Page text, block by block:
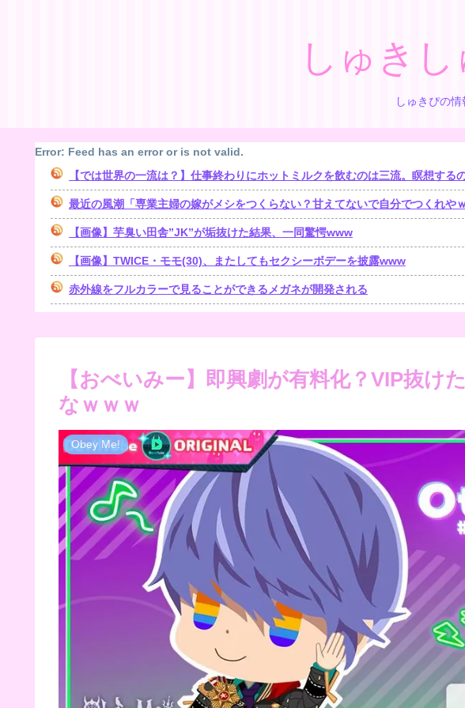
しゅき
しゅきぴの
Error: Feed has an error or is not valid.
【では世界の一流は？】仕事終わりにホットミルクを飲むのは三流。瞑想する
最近の風潮「専業主婦の嫁がメシをつくらない？甘えてないで自分でつくれやｗ」←これ
【画像】芋臭い田舎”JK”が垢抜けた結果、一同驚愕www
【画像】TWICE・モモ(30)、またしてもセクシーボデーを披露www
赤外線をフルカラーで見ることができるメガネが開発される
【おべいみー】即興劇が有料化？VIP抜け
なｗｗｗ
Obey Me!